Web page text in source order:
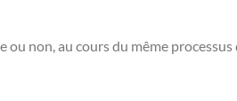
non, au cours du même